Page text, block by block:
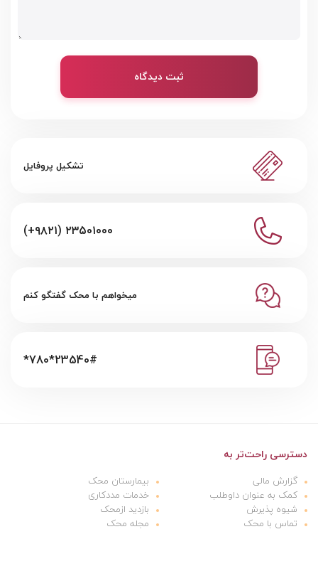
ثبت دیدگاه
تشکیل پروفایل
(+۹۸۲۱) ۲۳۵۰۱۰۰۰
میخواهم با محک گفتگو کنم
*780*23540#
دسترسی راحت‌تر به
گزارش مالی
بیمارستان محک
کمک به عنوان داوطلب
خدمات مددکاری
شیوه پذیرش
بازدید ازمحک
تماس با محک
مجله محک